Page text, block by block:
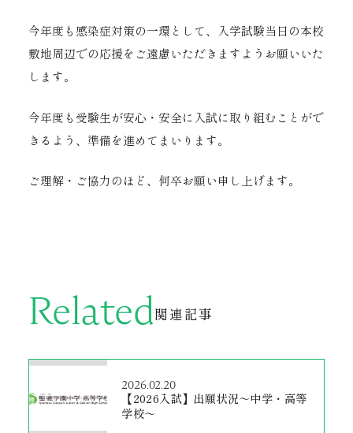
今年度も感染症対策の一環として、入学試験当日の本校
敷地周辺での応援をご遠慮いただきますようお願いいた
します。
今年度も受験生が安心・安全に入試に取り組むことがで
きるよう、準備を進めてまいります。
ご理解・ご協力のほど、何卒お願い申し上げます。
Related関連記事
2026.02.20
【2026入試】出願状況～中学・高等
学校～